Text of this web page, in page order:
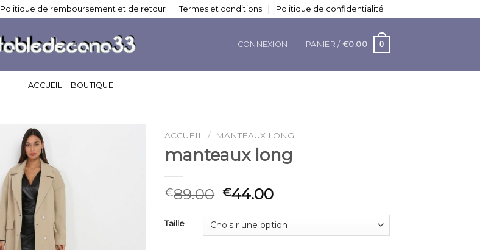
Politique de remboursement et de retour Termes et conditions Politique de confidentialité
CONNEXION PANIER / €0.00 0
ACCUEIL BOUTIQUE
ACCUEIL / MANTEAUX LONG
manteaux long
€89.00 €44.00
Taille